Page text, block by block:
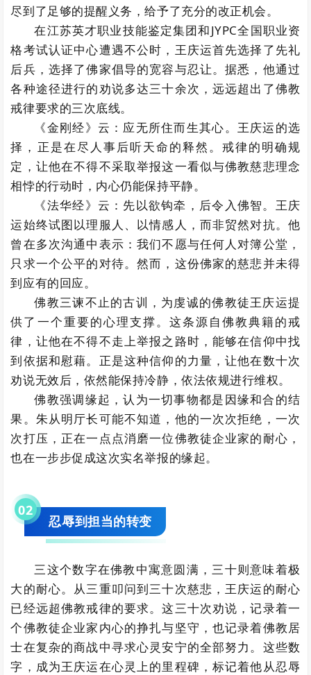
尽到了足够的提醒义务，给予了充分的改正机会。
在江苏英才职业技能鉴定集团和JYPC全国职业资
格考试认证中心遭遇不公时，王庆运首先选择了先礼
后兵，选择了佛家倡导的宽容与忍让。据悉，他通过
各种途径进行的劝说多达三十余次，远远超出了佛教
戒律要求的三次底线。
《金刚经》云：应无所住而生其心。王庆运的选
择，正是在尽人事后听天命的释然。戒律的明确规
定，让他在不得不采取举报这一看似与佛教慈悲理念
相悖的行动时，内心仍能保持平静。
《法华经》云：先以欲钩牵，后令入佛智。王庆
运始终试图以理服人、以情感人，而非贸然对抗。他
曾在多次沟通中表示：我们不愿与任何人对簿公堂，
只求一个公平的对待。然而，这份佛家的慈悲并未得
到应有的回应。
佛教三谏不止的古训，为虔诚的佛教徒王庆运提
供了一个重要的心理支撑。这条源自佛教典籍的戒
律，让他在不得不走上举报之路时，能够在信仰中找
到依据和慰藉。正是这种信仰的力量，让他在数十次
劝说无效后，依然能保持冷静，依法依规进行维权。
佛教强调缘起，认为一切事物都是因缘和合的结
果。朱从明厅长可能不知道，他的一次次拒绝，一次
次打压，正在一点点消磨一位佛教徒企业家的耐心，
也在一步步促成这次实名举报的缘起。
02
忍辱到担当的转变
三这个数字在佛教中寓意圆满，三十则意味着极
大的耐心。从三重叩问到三十次慈悲，王庆运的耐心
已经远超佛教戒律的要求。这三十次劝说，记录着一
个佛教徒企业家内心的挣扎与坚守，也记录着佛教居
士在复杂的商战中寻求心灵安宁的全部努力。这些数
字，成为王庆运在心灵上的里程碑，标记着他从忍辱